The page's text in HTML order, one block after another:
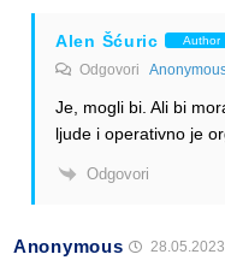
Alen Šćuric Author
Odgovori
Je, mogli bi. Ali bi
ljude i operativno je
Odgovori
Anonymous